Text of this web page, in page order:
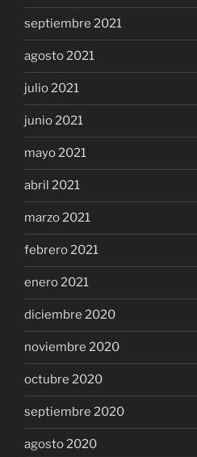
septiembre 2021
agosto 2021
julio 2021
junio 2021
mayo 2021
abril 2021
marzo 2021
febrero 2021
enero 2021
diciembre 2020
noviembre 2020
octubre 2020
septiembre 2020
agosto 2020